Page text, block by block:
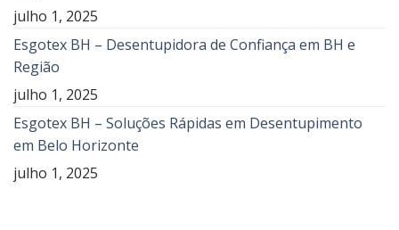
julho 1, 2025
Esgotex BH – Desentupidora de Confiança em BH e
Região
julho 1, 2025
Esgotex BH – Soluções Rápidas em Desentupimento
em Belo Horizonte
julho 1, 2025